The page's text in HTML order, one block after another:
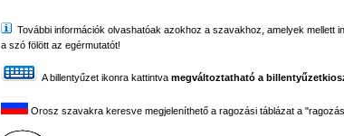
További információk olvashatóak azokhoz a szavakhoz, amelyek mellett
a szó fölött az egérmutatót!
A billentyűzet ikonra kattintva megváltoztatható a
Orosz szavakra keresve megjeleníthető a ragozási táblázat a